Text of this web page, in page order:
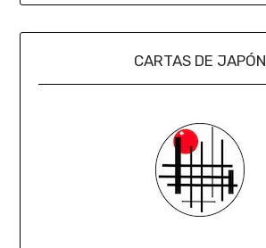
CARTAS DE JAPÓN